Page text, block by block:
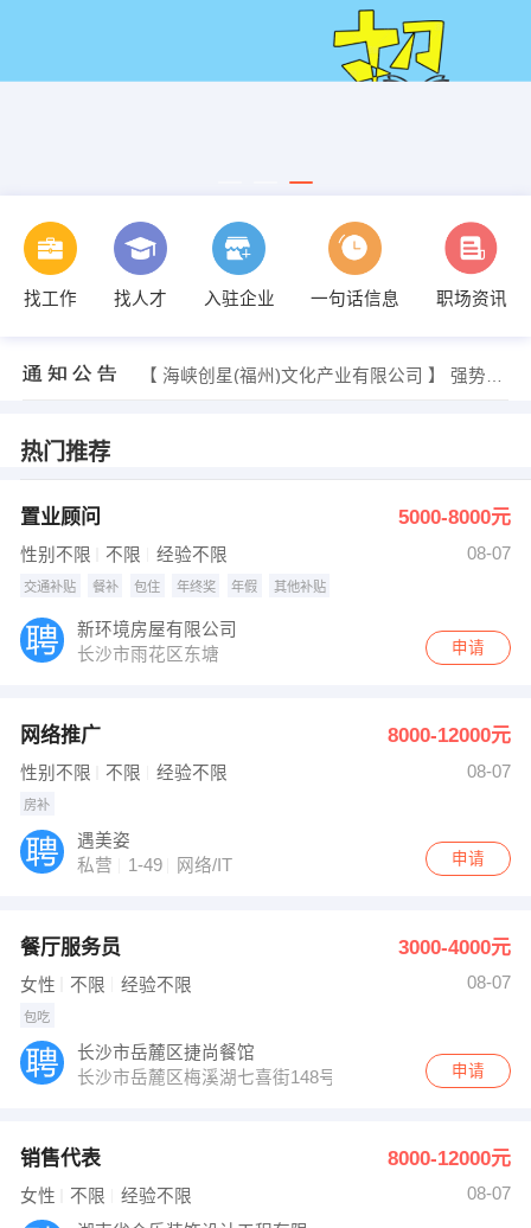
找工作 找人才 入驻企业 一句话信息 职场资讯
万英杰 发布 [销售顾问 ] 招聘信息
【长沙千辰科技有限公司】 强势入驻
【东莞市聚房网络科技有限公司】 强势入驻
【厦门帮我点个餐科技有限公司】 强势入驻
【长沙千辰科技有限公司】 强势入驻
热门推荐
置业顾问 5000-8000元
性别不限 不限 经验不限 08-07
交通补贴 餐补 包住 年终奖 年假 其他补贴
新环境房屋有限公司
长沙市雨花区东塘
申请
网络推广 8000-12000元
性别不限 不限 经验不限 08-07
房补
遇美姿
私营
1-49 网络/IT 申请
餐厅服务员 3000-4000元
女性 不限 经验不限 08-07
包吃
长沙市岳麓区捷尚餐馆
长沙市岳麓区梅溪湖七喜街148号
申请
销售代表 8000-12000元
女性 不限 经验不限
08-07